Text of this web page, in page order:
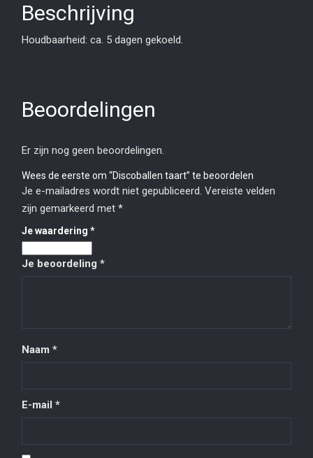
Beschrijving
Houdbaarheid: ca. 5 dagen gekoeld.
Beoordelingen
Er zijn nog geen beoordelingen.
Wees de eerste om “Discoballen taart” te beoordelen
Je e-mailadres wordt niet gepubliceerd. Vereiste velden
zijn gemarkeerd met *
Je waardering *
Je beoordeling *
Naam *
E-mail *